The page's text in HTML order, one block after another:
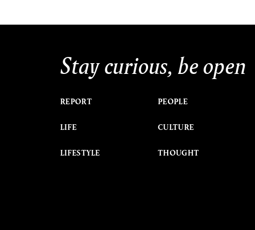
Stay curious, be open
REPORT
LIFE
LIFESTYLE
PEOPLE
CULTURE
THOUGHT